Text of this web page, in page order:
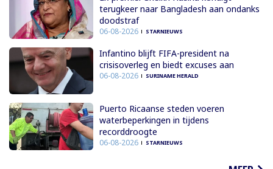
terugkeer naar Bangladesh aan ondanks
doodstraf
06-08-2026 STARNIEUWS
Infantino blijft FIFA-president na
crisisoverleg en biedt excuses aan
06-08-2026 SURINAME HERALD
Puerto Ricaanse steden voeren
waterbeperkingen in tijdens
recorddroogte
06-08-2026 STARNIEUWS